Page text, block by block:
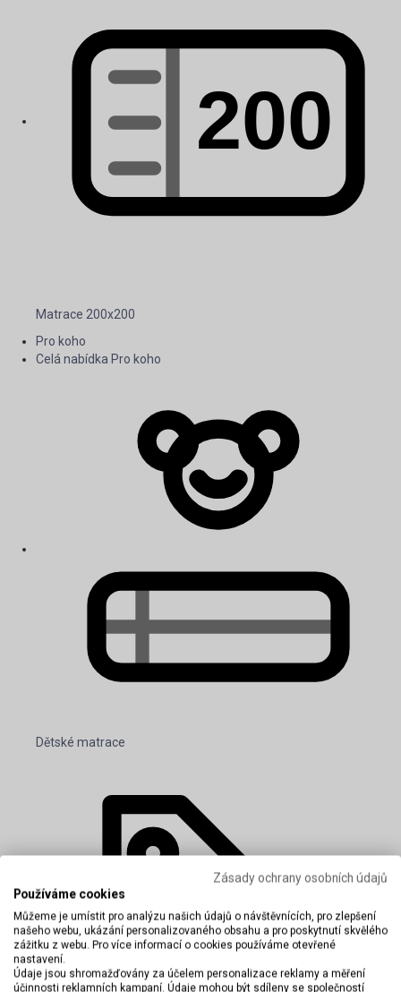
Matrace 200x200
Pro koho
Celá nabídka Pro koho
Dětské matrace
Zásady ochrany osobních údajů
Používáme cookies
Můžeme je umístit pro analýzu našich údajů o návštěvnících, pro zlepšení
našeho webu, ukázání personalizovaného obsahu a pro poskytnutí skvělého
zážitku z webu. Pro více informací o cookies používáme otevřené
nastavení.
Údaje jsou shromažďovány za účelem personalizace reklamy a měření
účinnosti reklamních kampaní. Údaje mohou být sdíleny se společností